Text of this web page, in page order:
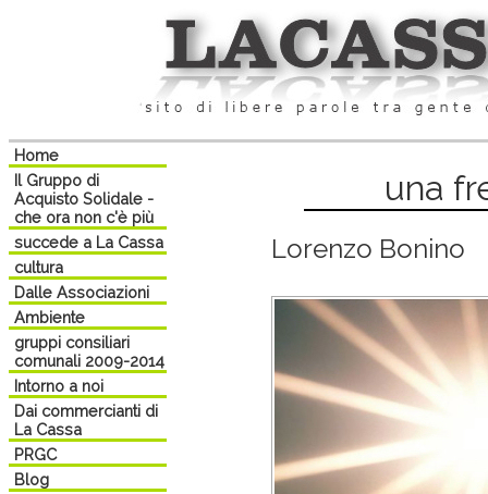
Home
Il Gruppo di
Acquisto Solidale -
che ora non c'è più
succede a La Cassa
cultura
Dalle Associazioni
Ambiente
gruppi consiliari
comunali 2009-2014
Intorno a noi
Dai commercianti di
La Cassa
PRGC
Blog
una
Lorenzo Bonino